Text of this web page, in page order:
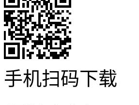
手机扫码下载